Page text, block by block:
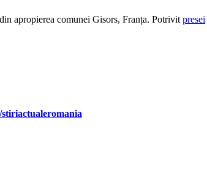
apropierea comunei Gisors, Franța. Potrivit presei